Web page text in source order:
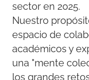
sector en 2025.
Nuestro
espacio de
académicos y
una "mente
los grandes